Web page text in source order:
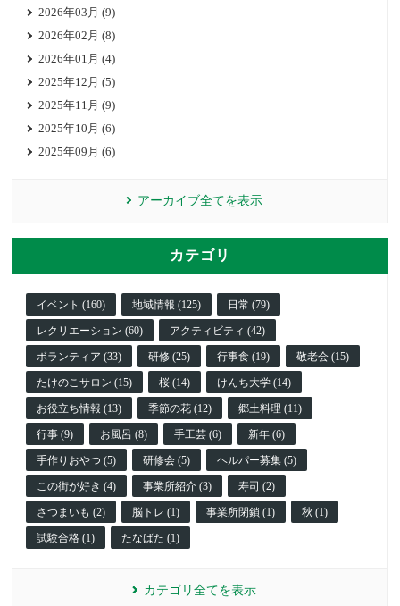
2026年03月 (9)
2026年02月 (8)
2026年01月 (4)
2025年12月 (5)
2025年11月 (9)
2025年10月 (6)
2025年09月 (6)
アーカイブ全てを表示
カテゴリ
イベント (160) 地域情報 (125) 日常 (79)
レクリエーション (60) アクティビティ (42)
ボランティア (33) 研修 (25) 行事食 (19) 敬老会 (15)
たけのこサロン (15) 桜 (14) けんち大学 (14)
お役立ち情報 (13) 季節の花 (12) 郷土料理 (11)
行事 (9) お風呂 (8) 手工芸 (6) 新年 (6)
手作りおやつ (5) 研修会 (5) ヘルパー募集 (5)
この街が好き (4) 事業所紹介 (3) 寿司 (2)
さつまいも (2) 脳トレ (1) 事業所閉鎖 (1) 秋 (1)
試験合格 (1) たなばた (1)
カテゴリ全てを表示